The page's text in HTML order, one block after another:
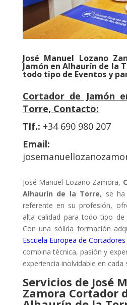
José Manuel Lozano
Jamón en Alhaurín de la
todo tipo de Eventos y
Cortador de Jamón
Torre, Contacto:
Tlf.: +34 690 980 207
Email:
José Manuel Lozano Zamora,
Alhaurín de la Torre, se ha
referente en su profesión,
alta calidad para todo tipo de
Con una sólida formación
Escuela Europea de
combina técnica, pasión y
experiencia inolvidable en cada
Servicios de José
Zamora Cortador